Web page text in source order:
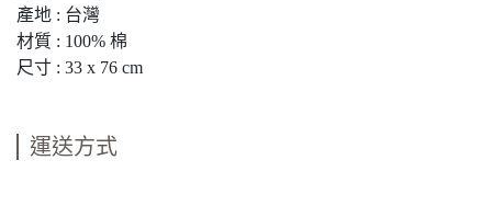
產地 : 台灣
材質 : 100% 棉
尺寸 : 33 x 76 cm
運送方式